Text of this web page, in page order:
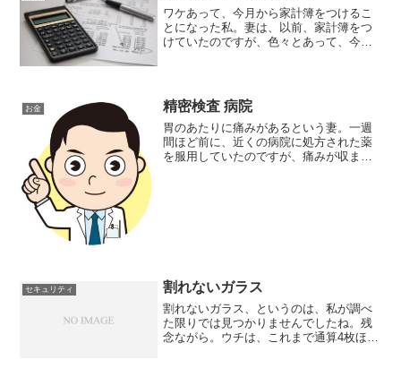
ワケあって、今月から家計簿をつけるこ
とになった私。妻は、以前、家計簿をつ
けていたのですが、色々とあって、今は
「お金がない」原因というか...
お金 精密検査 病院
胃のあたりに痛みがあるという妻。一週
間ほど前に、近くの病院に処方された薬
を服用していたのですが、痛みが収まら
セキュリティ 割れないガラス
割れないガラス、というのは、私が調べ
た限りでは見つかりませんでしたね。残
念ながら。ウチは、これまで通算4枚ほ